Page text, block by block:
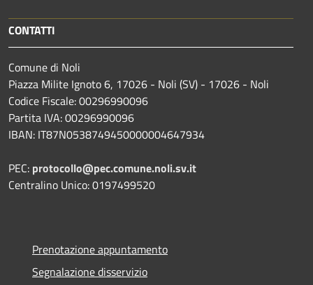
CONTATTI
Comune di Noli
Piazza Milite Ignoto 6, 17026 - Noli (SV) - 17026 - Noli
Codice Fiscale: 00296990096
Partita IVA: 00296990096
IBAN: IT87N0538749450000004647934
PEC: protocollo@pec.comune.noli.sv.it
Centralino Unico: 0197499520
Prenotazione appuntamento
Segnalazione disservizio